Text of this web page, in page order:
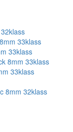
33klass
33klass
8mm 33klass
33klass
8mm 32klass